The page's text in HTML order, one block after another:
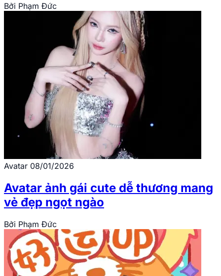
Bởi Phạm Đức
Avatar 08/01/2026
Avatar ảnh gái cute dễ thương mang
vẻ đẹp ngọt ngào
Bởi Phạm Đức